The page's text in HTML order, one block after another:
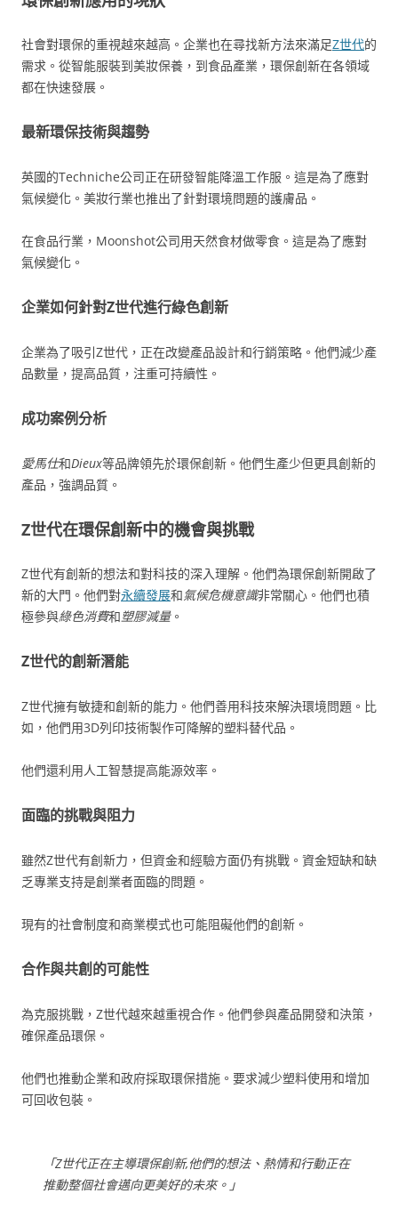
社會對環保的重視越來越高。企業也在尋找新方法來滿足Z世代的
需求。從智能服裝到美妝保養，到食品產業，環保創新在各領域
都在快速發展。
最新環保技術與趨勢
英國的Techniche公司正在研發智能降溫工作服。這是為了應對
氣候變化。美妝行業也推出了針對環境問題的護膚品。
在食品行業，Moonshot公司用天然食材做零食。這是為了應對
氣候變化。
企業如何針對Z世代進行綠色創新
企業為了吸引Z世代，正在改變產品設計和行銷策略。他們減少產
品數量，提高品質，注重可持續性。
成功案例分析
愛馬仕和Dieux等品牌領先於環保創新。他們生產少但更具創新的
產品，強調品質。
Z世代在環保創新中的機會與挑戰
Z世代有創新的想法和對科技的深入理解。他們為環保創新開啟了
新的大門。他們對永續發展和氣候危機意識非常關心。他們也積
極參與綠色消費和塑膠減量。
Z世代的創新潛能
Z世代擁有敏捷和創新的能力。他們善用科技來解決環境問題。比
如，他們用3D列印技術製作可降解的塑料替代品。
他們還利用人工智慧提高能源效率。
面臨的挑戰與阻力
雖然Z世代有創新力，但資金和經驗方面仍有挑戰。資金短缺和缺
乏專業支持是創業者面臨的問題。
現有的社會制度和商業模式也可能阻礙他們的創新。
合作與共創的可能性
為克服挑戰，Z世代越來越重視合作。他們參與產品開發和決策，
確保產品環保。
他們也推動企業和政府採取環保措施。要求減少塑料使用和增加
可回收包裝。
「Z世代正在主導環保創新,他們的想法、熱情和行動正在
推動整個社會邁向更美好的未來。」